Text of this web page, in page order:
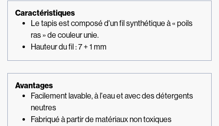
Caractéristiques
Le tapis est composé d'un fil synthétique à « poils
ras » de couleur unie.
Hauteur du fil : 7 + 1 mm
Avantages
Facilement lavable, à l'eau et avec des détergents
neutres
Fabriqué à partir de matériaux non toxiques